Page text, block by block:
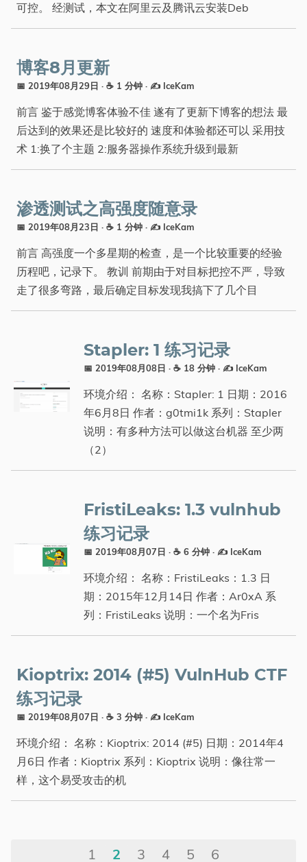
可控。 经测试，本文在阿里云及腾讯云安装Deb
博客8月更新
📅 2019年08月29日 · ☕ 1 分钟 · ✍️ IceKam
前言 鉴于感觉博客体验不佳 遂有了更新下博客的想法 最
后达到的效果还是比较好的 速度和体验都还可以 采用技
术 1:换了个主题 2:服务器操作系统升级到最新
渗透测试之高强度随意录
📅 2019年08月23日 · ☕ 1 分钟 · ✍️ IceKam
前言 高强度一个多星期的检查，是一个比较重要的经验
历程吧，记录下。 教训 前期由于对目标把控不严，导致
走了很多弯路，最后确定目标发现我搞下了几个目
Stapler: 1 练习记录
📅 2019年08月08日 · ☕ 18 分钟 · ✍️ IceKam
环境介绍： 名称：Stapler: 1 日期：2016
年6月8日 作者：g0tmi1k 系列：Stapler
说明：有多种方法可以做这台机器 至少两
（2）
FristiLeaks: 1.3 vulnhub
练习记录
📅 2019年08月07日 · ☕ 6 分钟 · ✍️ IceKam
环境介绍： 名称：FristiLeaks：1.3 日
期：2015年12月14日 作者：Ar0xA 系
列：FristiLeaks 说明：一个名为Fris
Kioptrix: 2014 (#5) VulnHub CTF
练习记录
📅 2019年08月07日 · ☕ 3 分钟 · ✍️ IceKam
环境介绍： 名称：Kioptrix: 2014 (#5) 日期：2014年4
月6日 作者：Kioptrix 系列：Kioptrix 说明：像往常一
样，这个易受攻击的机
1 2 3 4 5 6